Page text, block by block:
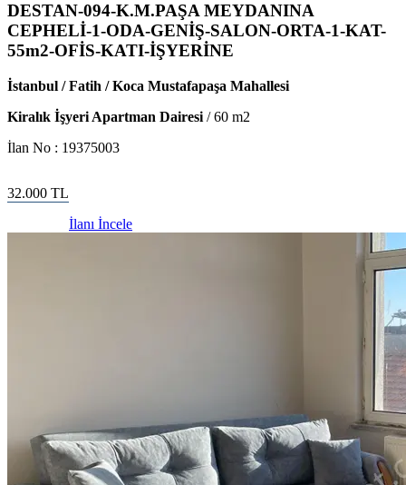
DESTAN-094-K.M.PAŞA MEYDANINA
CEPHELİ-1-ODA-GENİŞ-SALON-ORTA-1-KAT-
55m2-OFİS-KATI-İŞYERİNE
İstanbul / Fatih / Koca Mustafapaşa Mahallesi
Kiralık İşyeri Apartman Dairesi /60 m2
İlan No : 19375003
32.000 TL
İlanı İncele